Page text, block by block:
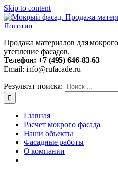
Skip to content
Продажа материалов для
утепление фасадов.
Телефон: +7 (495) 646-83-63
Email: info@rufacade.ru
Результат поиска:
Главная
Расчет мокрого фасада
Наши объекты
Фасадные работы
О компании